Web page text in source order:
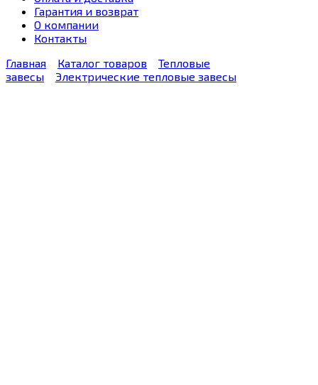
Гарантия и возврат
О компании
Контакты
Главная
Каталог товаров
Тепловые
завесы
Электрические тепловые завесы